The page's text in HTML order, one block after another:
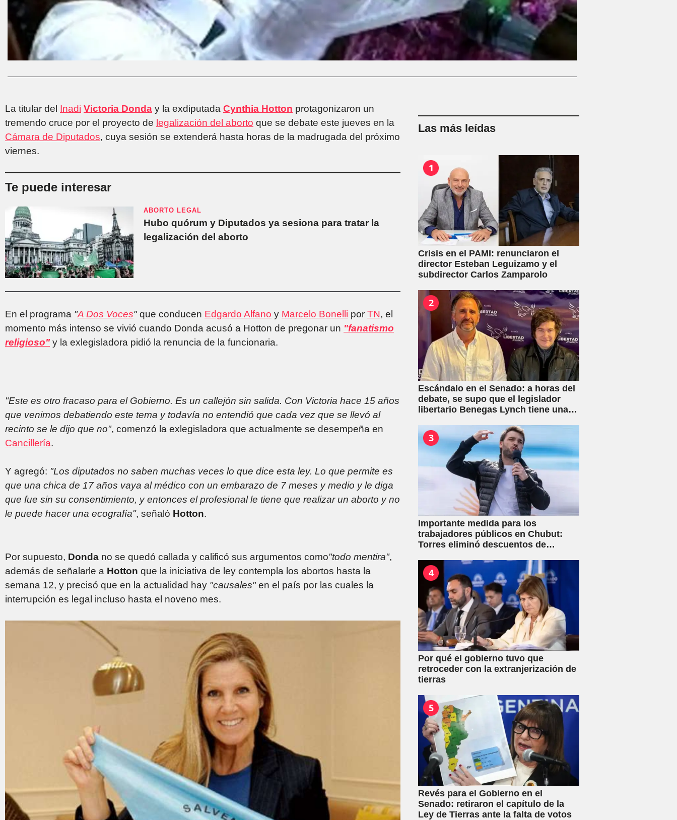
La titular del Inadi Victoria Donda y la exdiputada Cynthia Hotton protagonizaron un
tremendo cruce por el proyecto de legalización del aborto que se debate este jueves en la
Cámara de Diputados, cuya sesión se extenderá hasta horas de la madrugada del próximo
viernes.
Te puede interesar
ABORTO LEGAL
Hubo quórum y Diputados ya sesiona para tratar la
legalización del aborto
En el programa "A Dos Voces"que conducen Edgardo Alfano y Marcelo Bonelli por TN, el
momento más intenso se vivió cuando Donda acusó a Hotton de pregonar un "fanatismo
religioso" y la exlegisladora pidió la renuncia de la funcionaria.
"Este es otro fracaso para el Gobierno. Es un callejón sin salida. Con Victoria hace 15 años
que venimos debatiendo este tema y todavía no entendió que cada vez que se llevó al
recinto se le dijo que no", comenzó la exlegisladora que actualmente se desempeña en
Cancillería.
Y agregó: "Los diputados no saben muchas veces lo que dice esta ley. Lo que permite es
que una chica de 17 años vaya al médico con un embarazo de 7 meses y medio y le diga
que fue sin su consentimiento, y entonces el profesional le tiene que realizar un aborto y no
le puede hacer una ecografía", señaló Hotton.
Por supuesto, Donda no se quedó callada y calificó sus argumentos como"todo mentira",
además de señalarle a Hotton que la iniciativa de ley contempla los abortos hasta la
semana 12, y precisó que en la actualidad hay "causales"en el país por las cuales la
interrupción es legal incluso hasta el noveno mes.
Las más leídas
1
Crisis en el PAMI: renunciaron el
director Esteban Leguizamo y el
subdirector Carlos Zamparolo
2
Escándalo en el Senado: a horas del
debate, se supo que el legislador
libertario Benegas Lynch tiene una
venta de tierras a extranjeros
3
Importante medida para los
trabajadores públicos en Chubut:
Torres eliminó descuentos de
4
Por qué el gobierno tuvo que
retroceder con la extranjerización de
tierras
5
Revés para el Gobierno en el
Senado: retiraron el capítulo de la
Ley de Tierras ante la falta de votos